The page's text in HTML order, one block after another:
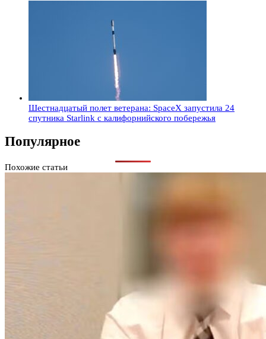
Шестнадцатый полет ветерана: SpaceX запустила 24
спутника Starlink с калифорнийского побережья
Популярное
Похожие статьи